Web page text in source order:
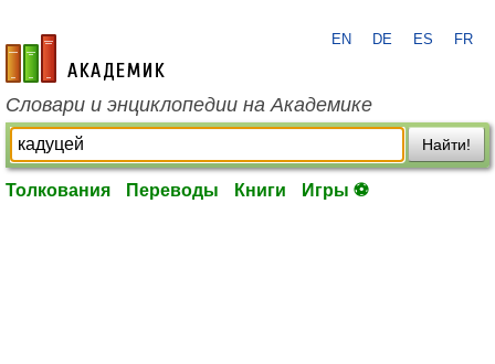
academic.ru
EN DE ES FR
Словари и энциклопедии на Академике
Найти!
Толкования Переводы Книги Игры ⚽